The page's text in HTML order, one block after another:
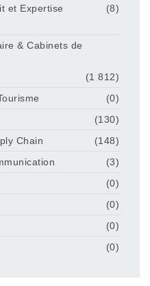
et Expertise
(8)
& Cabinets de
(1 812)
(0)
(130)
Chain
(148)
(3)
(0)
(0)
(0)
(0)